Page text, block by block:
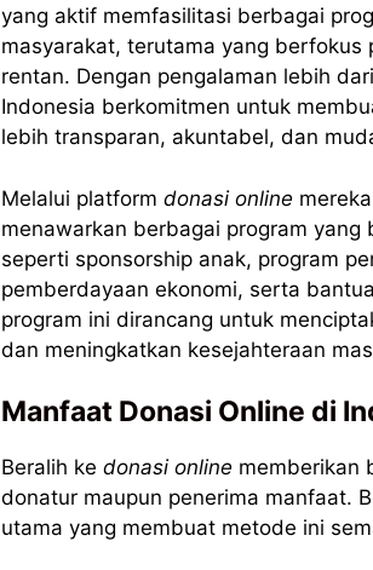
yang aktif memfasilitasi berbagai
masyarakat, terutama yang berfokus
rentan. Dengan pengalaman lebih
Indonesia berkomitmen untuk
lebih transparan, akuntabel, dan
Melalui platform donasi online
menawarkan berbagai program
seperti sponsorship anak, program
pemberdayaan ekonomi, serta
program ini dirancang untuk
dan meningkatkan kesejahteraan
Manfaat Donasi Online di
Beralih ke donasi online memberikan
donatur maupun penerima manfaat.
utama yang membuat metode ini